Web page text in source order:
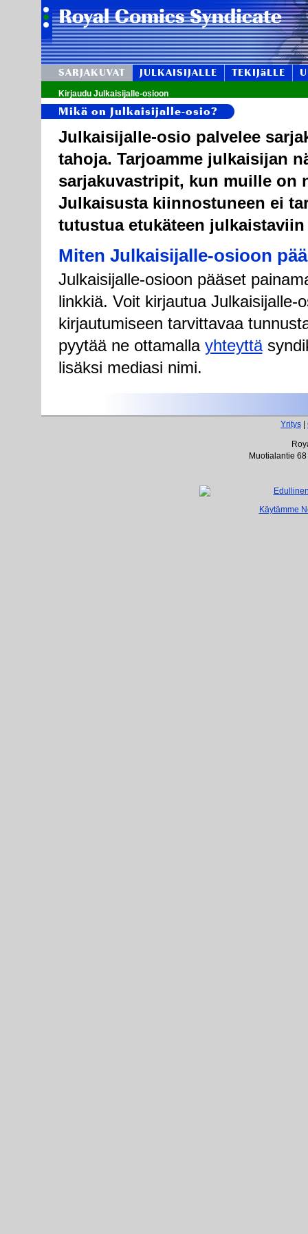
SARJAKUVAT JULKAISIJALLE TEKIJäLLE
Kirjaudu Julkaisijalle-osioon
Mikä on Julkaisijalle-osio?
Julkaisijalle-osio palvelee
tahoja. Tarjoamme julkaisijan
sarjakuvastripit, kun muille on
Julkaisusta kiinnostuneen ei
tutustua etukäteen
Miten Julkaisijalle-osioon
Julkaisijalle-osioon pääset
linkkiä. Voit kirjautua Julkaisijalle-
kirjautumiseen tarvittavaa
pyytää ne ottamalla yhteyttä
lisäksi mediasi nimi.
Yritys
Muotialantie
Käytämme